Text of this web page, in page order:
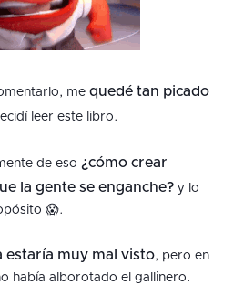
me quedé tan picado
leer este libro.
de eso ¿cómo crear
la gente se enganche?y lo
😱.
estaría muy mal visto, pero en
había alborotado el gallinero.